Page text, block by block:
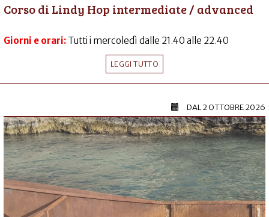
Corso di Lindy Hop intermediate / advanced
Giorni e orari: Tutti i mercoledì dalle 21.40 alle 22.40
LEGGI TUTTO
DAL2 OTTOBRE 2026